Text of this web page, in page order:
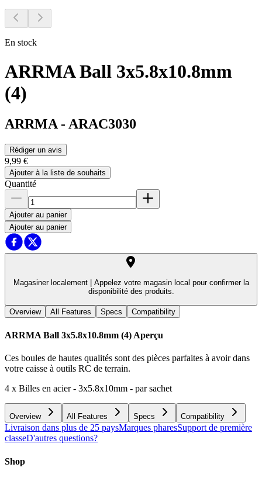
En stock
ARRMA Ball 3x5.8x10.8mm
(4)
ARRMA - ARAC3030
Rédiger un avis
9,99 €
Ajouter à la liste de souhaits
Quantité
Ajouter au panier
Ajouter au panier
Magasiner localement |
Appelez votre magasin local pour confirmer la
disponibilité des produits.
Overview All Features Specs Compatibility
ARRMA Ball 3x5.8x10.8mm (4) Aperçu
Ces boules de hautes qualités sont des pièces parfaites à avoir dans
votre caisse à outils RC de terrain.
4 x Billes en acier - 3x5.8x10mm - par sachet
Overview All Features Specs Compatibility
Livraison dans plus de 25 paysMarques pharesSupport de première
classeD'autres questions?
Shop